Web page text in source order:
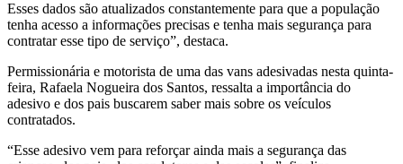
Esses dados são atualizados constantemente para que a população
tenha acesso a informações precisas e tenha mais segurança para
contratar esse tipo de serviço”, destaca.
Permissionária e motorista de uma das vans adesivadas nesta quinta-
feira, Rafaela Nogueira dos Santos, ressalta a importância do
adesivo e dos pais buscarem saber mais sobre os veículos
contratados.
“Esse adesivo vem para reforçar ainda mais a segurança das